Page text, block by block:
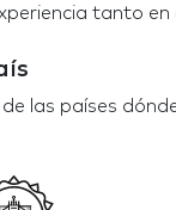
tanto en
las países